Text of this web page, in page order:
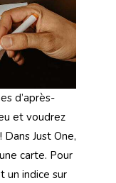
d’après-
et voudrez
Just One,
carte. Pour
un indice sur